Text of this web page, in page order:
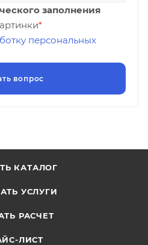
заполнения
*
персональных
КАТАЛОГ
УСЛУГИ
РАСЧЕТ
ЛИСТ